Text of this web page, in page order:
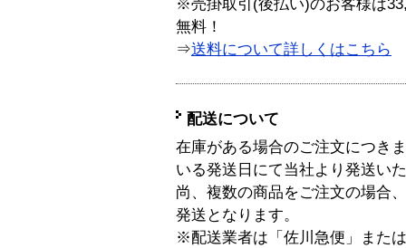
※売掛取引(後払い)のお客様は
無料！
⇒送料について詳しくはこちら
配送について
在庫がある場合のご注文につき
いる発送日にて当社より発送い
尚、複数の商品をご注文の場合
発送となります。
※配送業者は「佐川急便」また